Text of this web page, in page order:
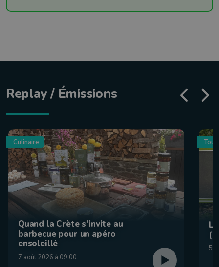
Replay / Émissions
Culinaire
Quand la Crète s’invite au
barbecue pour un apéro
ensoleillé
7 août 2026 à 09:00
5